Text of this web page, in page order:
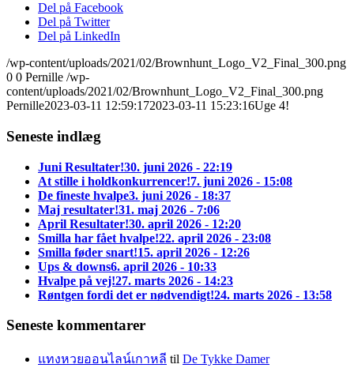
Del på Facebook
Del på Twitter
Del på LinkedIn
/wp-content/uploads/2021/02/Brownhunt_Logo_V2_Final_300.png
0 0 Pernille /wp-
content/uploads/2021/02/Brownhunt_Logo_V2_Final_300.png
Pernille2023-03-11 12:59:172023-03-11 15:23:16Uge 4!
Seneste indlæg
Juni Resultater!30. juni 2026 - 22:19
At stille i holdkonkurrencer!7. juni 2026 - 15:08
De fineste hvalpe3. juni 2026 - 18:37
Maj resultater!31. maj 2026 - 7:06
April Resultater!30. april 2026 - 12:20
Smilla har fået hvalpe!22. april 2026 - 23:08
Smilla føder snart!15. april 2026 - 12:26
Ups & downs6. april 2026 - 10:33
Hvalpe på vej!27. marts 2026 - 14:23
Røntgen fordi det er nødvendigt!24. marts 2026 - 13:58
Seneste kommentarer
แทงหวยออนไลน์เกาหลี til De Tykke Damer